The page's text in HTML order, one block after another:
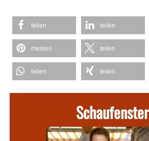
teilen teilen
merken teilen
teilen teilen
Schaufenster